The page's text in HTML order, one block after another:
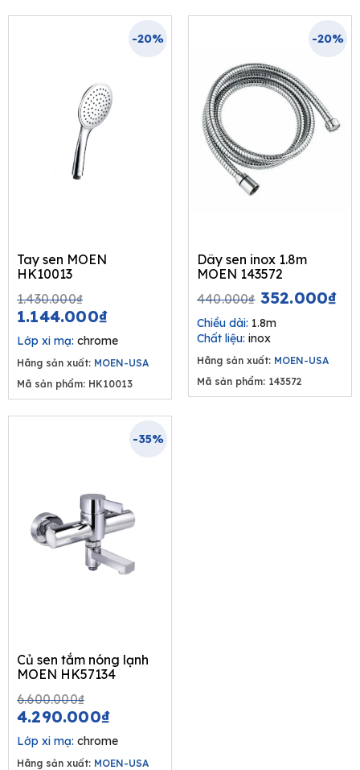
-20%
Tay sen MOEN
HK10013
1.430.000₫Original
price
was:
1.430.000₫.
1.144.000₫price
1.144.000₫.
Lớp xi mạ: chrome
Hãng sản xuất: MOEN-USA
Mã sản phẩm: HK10013
-20%
Dây sen inox 1.8m
MOEN 143572
440.000₫ Original
price
was:
352.000₫
Chiều dài: 1.8m
Chất liệu: inox
Hãng sản xuất: MOEN-USA
Mã sản phẩm: 143572
-35%
Củ sen tắm nóng lạnh
MOEN HK57134
6.600.000₫Original
price
was:
6.600.000₫.
4.290.000₫price
4.290.000₫.
Lớp xi mạ: chrome
Hãng sản xuất: MOEN-USA